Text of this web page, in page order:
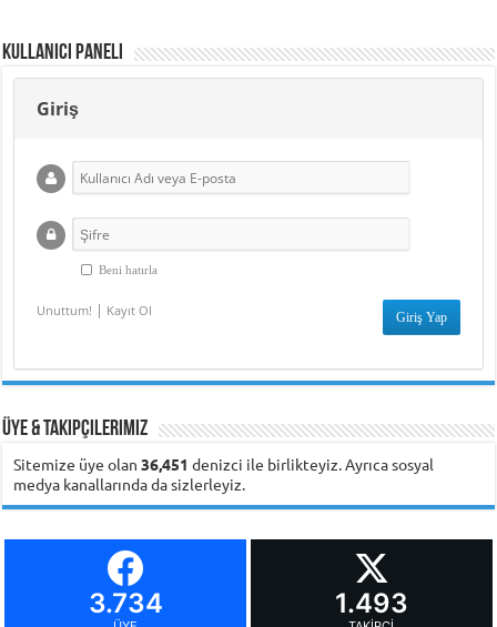
Kullanıcı Paneli
Giriş
Beni hatırla
Unuttum! | Kayıt Ol
Üye & Takipçilerimiz
Sitemize üye olan36,451 denizci ile birlikteyiz. Ayrıca sosyal
medya kanallarında da sizlerleyiz.
3.734 1.493